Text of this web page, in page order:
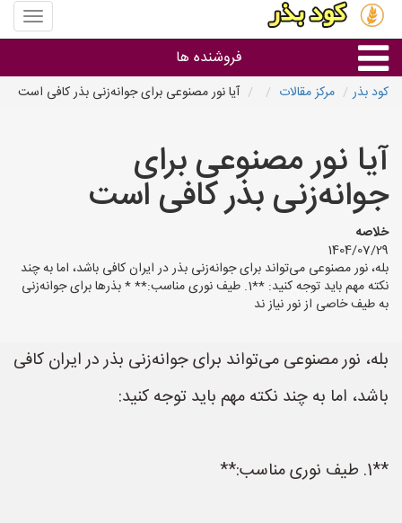
منوی
سایت
بذر
فروشنده ها
استان ها
کود بذر مرکز مقالات آیا نور مصنوعی برای جوانه‌زنی بذر کافی است
آیا نور مصنوعی برای
جوانه‌زنی بذر کافی است
خلاصه
1404/07/29
بله، نور مصنوعی می‌تواند برای جوانه‌زنی بذر در ایران کافی باشد، اما به چند
نکته مهم باید توجه کنید: **1. طیف نوری مناسب:** * بذرها برای جوانه‌زنی
به طیف خاصی از نور نیاز ند
بله، نور مصنوعی می‌تواند برای جوانه‌زنی بذر در ایران کافی
باشد، اما به چند نکته مهم باید توجه کنید:
**1. طیف نوری مناسب:**